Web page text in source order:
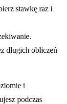
stawkę raz i
długich obliczeń
i
podczas